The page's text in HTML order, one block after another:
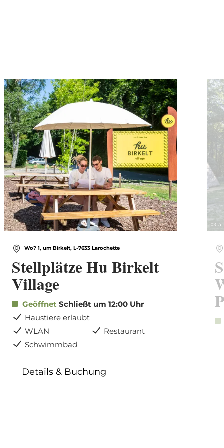
Wo? 1, um Birkelt, L-7633 Larochette
Stellplätze Hu Birkelt
Village
Geöffnet Schließt um 12:00 Uhr
Haustiere erlaubt
WLAN
Restaurant
Schwimmbad
Details & Buchung
Details & Buchung
©